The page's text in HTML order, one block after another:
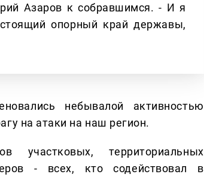
Азаров к собравшимся. - И я
опорный край державы,
небывалой активностью
на атаки на наш регион.
участковых, территориальных
- всех, кто содействовал в